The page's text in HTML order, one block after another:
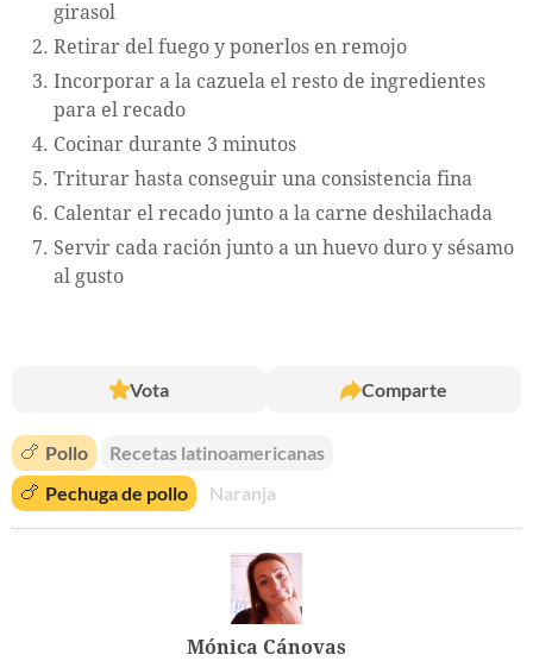
girasol
Retirar del fuego y ponerlos en remojo
Incorporar a la cazuela el resto de ingredientes
para el recado
Cocinar durante 3 minutos
Triturar hasta conseguir una consistencia fina
Calentar el recado junto a la carne deshilachada
Servir cada ración junto a un huevo duro y sésamo
al gusto
Vota Comparte
🍗 Pollo
Recetas latinoamericanas
🍗 Pechuga de pollo Naranja
Mónica Cánovas